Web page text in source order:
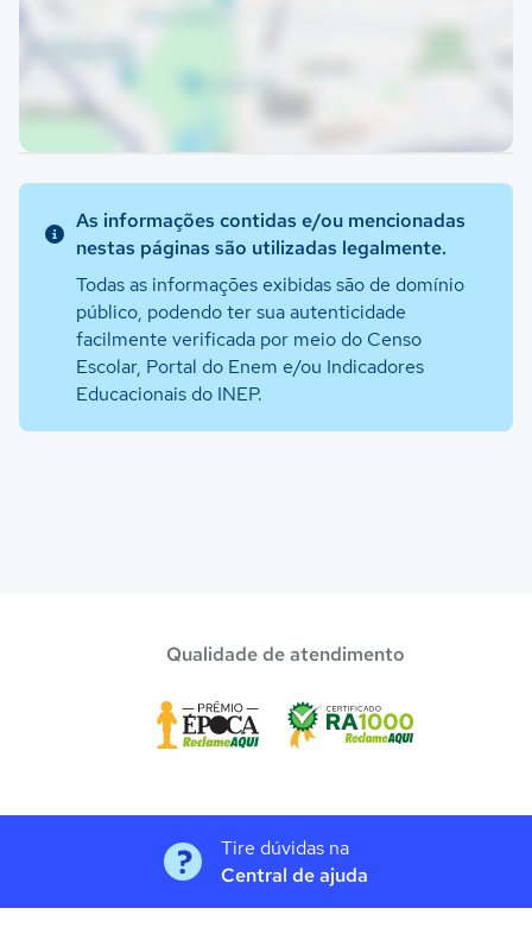
As informações contidas e/ou mencionadas
nestas páginas são utilizadas legalmente.
Todas as informações exibidas são de domínio
público, podendo ter sua autenticidade
facilmente verificada por meio do Censo
Escolar, Portal do Enem e/ou Indicadores
Educacionais do INEP.
Qualidade de atendimento
Tire dúvidas na
Central de ajuda